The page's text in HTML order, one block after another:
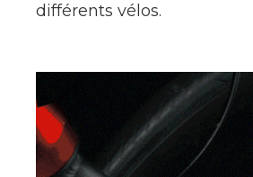
différents vélos.